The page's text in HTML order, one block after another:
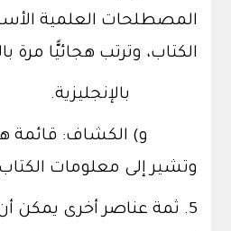
المصطلحات العلمية
الكتاب، وترتب هجائيًّا مرة
بالإنجليزية.
و) الكشاف: قائمة
وتشير إلى معلومات
5. ثمة عناصر أخرى يمكن